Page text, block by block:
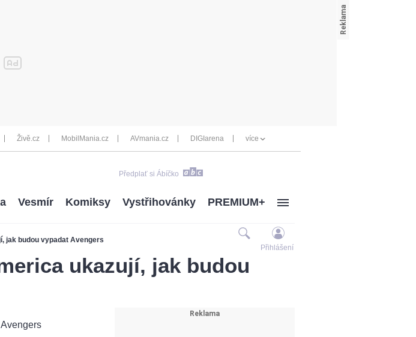
Živě.cz MobilMania.cz AVmania.cz DIGIarena více
Předplať si Ábíčko
jak budou vypadat Avengers
Vesmír Komiksy Vystřihovánky PREMIUM+
Přihlášení
ukazují, jak budou